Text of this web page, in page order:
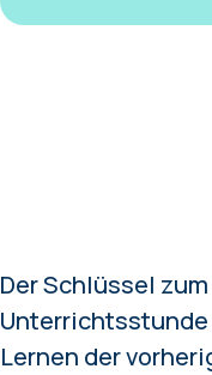
Der Schlüssel
Unterrichtsstunde
Lernen der